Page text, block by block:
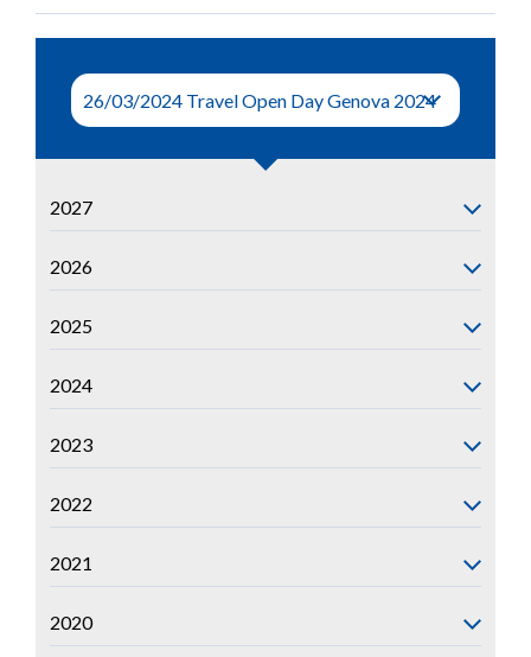
2027
2026
2025
2024
2023
2022
2021
2020